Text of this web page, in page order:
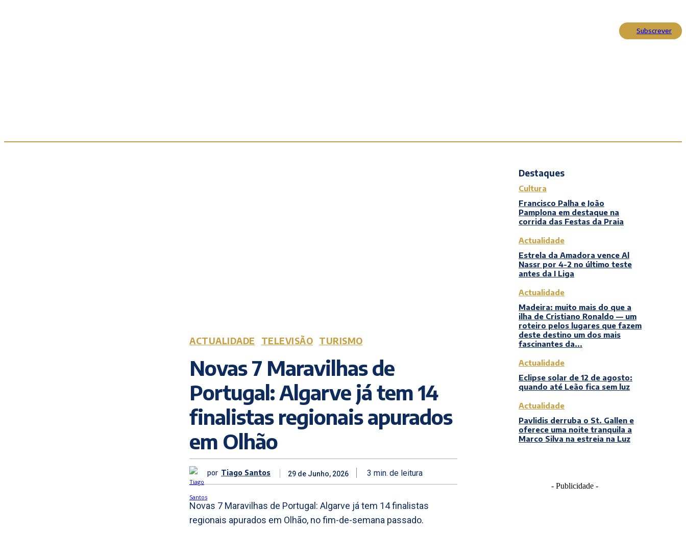
Subscrever
ACTUALIDADE TELEVISÃO TURISMO
Novas 7 Maravilhas de
Portugal: Algarve já tem 14
finalistas regionais apurados
em Olhão
por Tiago Santos 29 de Junho, 2026 3 min. de leitura
Novas 7 Maravilhas de Portugal: Algarve já tem 14 finalistas
regionais apurados em Olhão, no fim-de-semana passado.
Destaques
Cultura
Francisco Palha e João
Pamplona em destaque na
corrida das Festas da Praia
Actualidade
Estrela da Amadora vence Al
Nassr por 4-2 no último teste
antes da I Liga
Actualidade
Madeira: muito mais do que a
ilha de Cristiano Ronaldo — um
roteiro pelos lugares que fazem
deste destino um dos mais
fascinantes da...
Actualidade
Eclipse solar de 12 de agosto:
quando até Leão fica sem luz
Actualidade
Pavlidis derruba o St. Gallen e
oferece uma noite tranquila a
Marco Silva na estreia na Luz
- Publicidade -